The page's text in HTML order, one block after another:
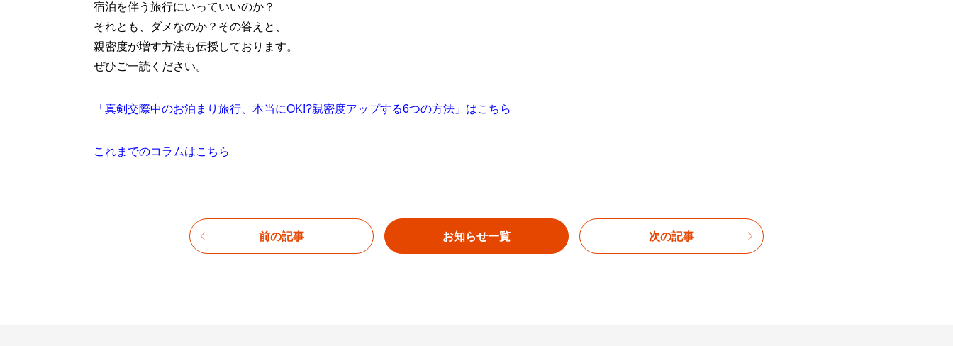
宿泊を伴う旅行にいっていいのか？
それとも、ダメなのか？その答えと、
親密度が増す方法も伝授しております。
ぜひご一読ください。
「真剣交際中のお泊まり旅行、本当にOK!?親密度アップする6つの方法」はこちら
これまでのコラムはこちら
前の記事 お知らせ一覧 次の記事